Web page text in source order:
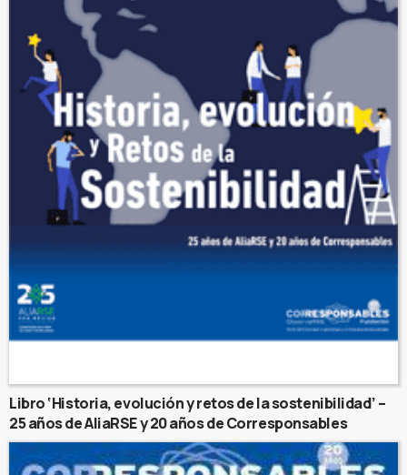
Libro ‘Historia, evolución y retos de la sostenibilidad’ –
25 años de AliaRSE y 20 años de Corresponsables